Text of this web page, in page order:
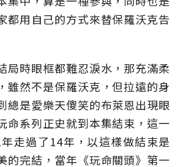
都用自己的方式來替保羅沃克告
局時眼框都難忍淚水，那充滿柔
雖然不是保羅沃克，但拉遠的身
總是愛樂天傻笑的布萊恩出現眼
命系列正史就到本集結束，這一
走過了14年，以這樣做結束是
的完結，當年《玩命關頭》第一